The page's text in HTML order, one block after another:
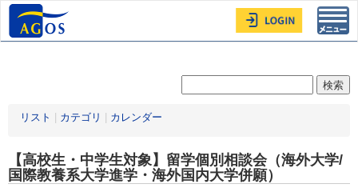
リスト カテゴリ カレンダー
【高校生・中学生対象】留学個別相談会（海外大学/
国際教養系大学進学・海外国内大学併願）